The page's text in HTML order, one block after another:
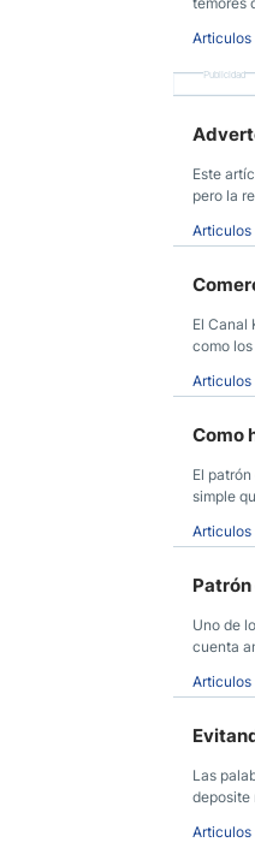
Articulos
Publicidad
Este
pero la
Articulos
El Canal
como
Articulos
Como
El
simple
Articulos
Uno de
cuenta
Articulos
Las
deposite
Articulos